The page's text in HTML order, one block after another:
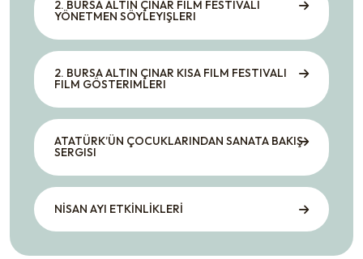
2. BURSA ALTIN ÇINAR FILM FESTIVALI
YÖNETMEN SÖYLEYIŞLERI
2. BURSA ALTIN ÇINAR KISA FILM FESTIVALI
FILM GÖSTERIMLERI
ATATÜRK’ÜN ÇOCUKLARINDAN SANATA BAKIŞ
SERGISI
NİSAN AYI ETKİNLİKLERİ